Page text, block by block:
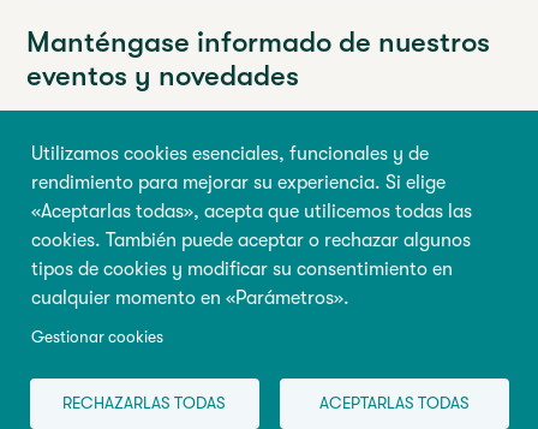
Utilizamos cookies esenciales, funcionales y de
rendimiento para mejorar su experiencia. Si elige
«Aceptarlas todas», acepta que utilicemos todas las
cookies. También puede aceptar o rechazar algunos
tipos de cookies y modificar su consentimiento en
cualquier momento en «Parámetros».
Gestionar cookies
RECHAZARLAS TODAS ACEPTARLAS TODAS
Manténgase informado de nuestros
eventos y novedades
Nombre de pila Apellido
Inscribirse
utilización|Gestionar cookies